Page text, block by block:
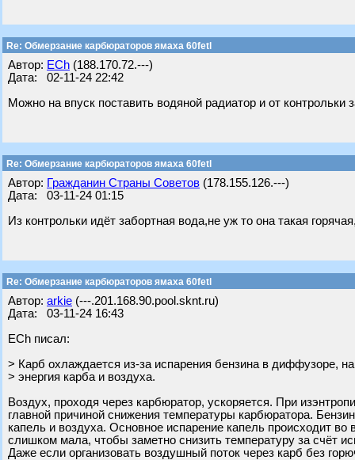
Re: Обмерзание карбюраторов ямаха 60fetl
Автор: ECh (188.170.72.---)
Дата: 02-11-24 22:42
Можно на впуск поставить водяной радиатор и от
Re: Обмерзание карбюраторов ямаха 60fetl
Автор: Гражданин Страны Советов (178.155.126.---)
Дата: 03-11-24 01:15
Из контрольки идёт забортная вода,не уж то она такая
Re: Обмерзание карбюраторов ямаха 60fetl
Автор: arkie (---.201.168.90.pool.sknt.ru)
Дата: 03-11-24 16:43
ECh писал:
> Карб охлаждается из-за испарения бензина в диффузоре, на
> энергия карба и воздуха.
Воздух, проходя через карбюратор, ускоряется. При
главной причиной снижения температуры карбюратора.
капель и воздуха. Основное испарение капель происходит
слишком мала, чтобы заметно снизить температуру за счёт
Даже если организовать воздушный поток через карб без